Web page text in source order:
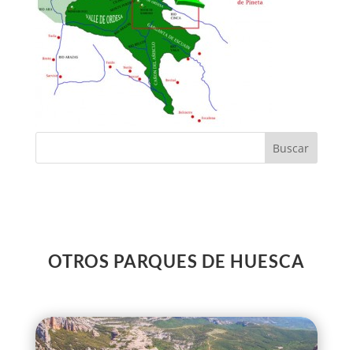
OTROS PARQUES DE HUESCA